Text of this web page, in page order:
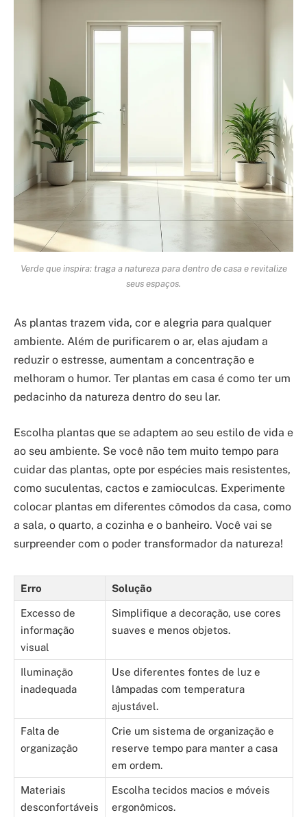
Verde que inspira: traga a natureza para dentro de casa e revitalize
seus espaços.
As plantas trazem vida, cor e alegria para qualquer
ambiente. Além de purificarem o ar, elas ajudam a
reduzir o estresse, aumentam a concentração e
melhoram o humor. Ter plantas em casa é como ter um
pedacinho da natureza dentro do seu lar.
Escolha plantas que se adaptem ao seu estilo de vida e
ao seu ambiente. Se você não tem muito tempo para
cuidar das plantas, opte por espécies mais resistentes,
como suculentas, cactos e zamioculcas. Experimente
colocar plantas em diferentes cômodos da casa, como
a sala, o quarto, a cozinha e o banheiro. Você vai se
surpreender com o poder transformador da natureza!
Erro Solução
Excesso de
informação
visual
Simplifique a decoração, use cores
suaves e menos objetos.
Iluminação
inadequada
Use diferentes fontes de luz e
lâmpadas com temperatura
ajustável.
Falta de
organização
Crie um sistema de organização e
reserve tempo para manter a casa
em ordem.
Materiais
desconfortáveis
Escolha tecidos macios e móveis
ergonômicos.